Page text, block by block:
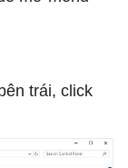
trái, click